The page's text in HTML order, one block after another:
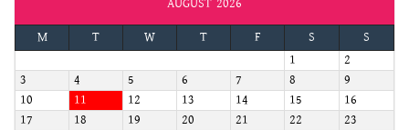
AUGUST 2026
M
T W T F S
S
1
2
3
4 5 6 7 8
9
10
11 12 13 14 15
16
17
18 19 20 21 22
23